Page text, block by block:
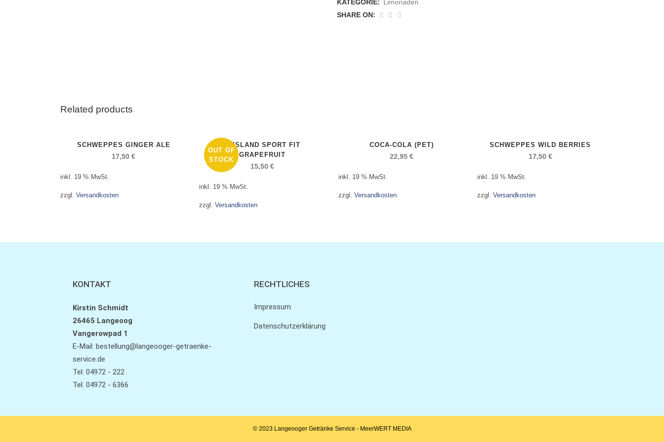
KATEGORIE:
Limonaden
SHARE ON:
Related products
SCHWEPPES GINGER ALE
17,50€
inkl. 19 % MwSt.
zzgl. Versandkosten
OUT OF
STOCK
EMSLAND SPORT FIT
GRAPEFRUIT
15,50€
inkl. 19 % MwSt.
zzgl.Versandkosten
COCA-COLA (PET)
22,95 €
inkl. 19 % MwSt.
zzgl. Versandkosten
SCHWEPPES WILD BERRIES
17,50 €
inkl. 19 % MwSt.
zzgl. Versandkosten
KONTAKT
Kirstin Schmidt
26465 Langeoog
Vangerowpad 1
E-Mail: bestellung@langeooger-getraenke-
service.de
Tel: 04972 - 222
Tel: 04972 - 6366
RECHTLICHES
Impressum
Datenschutzerklärung
© 2023 Langeooger Getränke Service - MeerWERT MEDIA